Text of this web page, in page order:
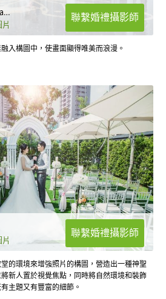
RT映像工作室（RT Image Studio） 聯繫婚禮攝影師
入構圖中，使畫面顯得唯美而浪漫。
聯繫婚禮攝影師
的環境來增強照片的構圖，營造出一種神聖
新人置於視覺焦點，同時將自然環境和裝飾
主題又有豐富的細節。